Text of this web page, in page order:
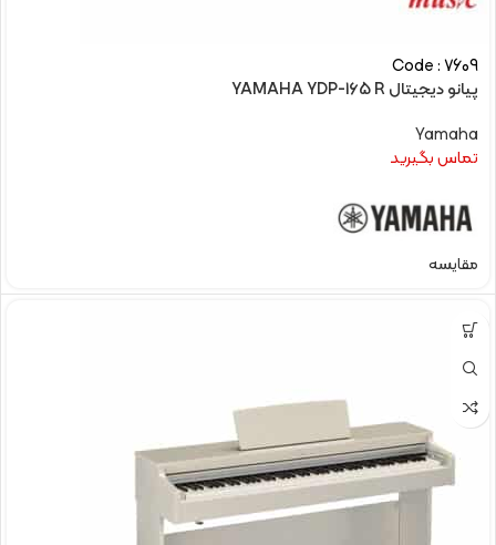
Code : 7609
پیانو دیجیتال YAMAHA YDP-165 R
Yamaha
تماس بگیرید
مقایسه